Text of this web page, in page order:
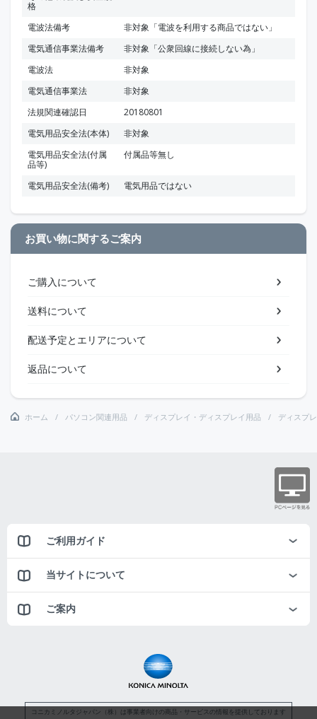
格
電波法備考
非対象「電波を利用する商品ではない」
電気通信事業法備考
非対象「公衆回線に接続しない為」
電波法
非対象
電気通信事業法
非対象
法規関連確認日
20180801
電気用品安全法(本体)
非対象
電気用品安全法(付属
品等)
付属品等無し
電気用品安全法(備考) 電気用品ではない
お買い物に関するご案内
ご購入について
送料について
配送予定とエリアについて
返品について
ホーム パソコン関連用品 ディスプレイ・ディスプレイ用品 ディスプ
ご利用ガイド
当サイトについて
ご案内
コニカミノルタジャパン（株）は事業者向けの商品・サービスの情報を提供しております